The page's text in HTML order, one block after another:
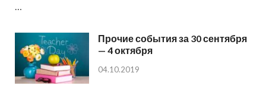
…
Прочие события за 30 сентября
— 4 октября
04.10.2019